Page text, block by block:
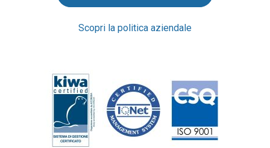
Scopri la politica aziendale